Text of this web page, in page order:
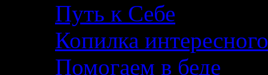
Путь к Себе
Копилка интересного
Помогаем в беде